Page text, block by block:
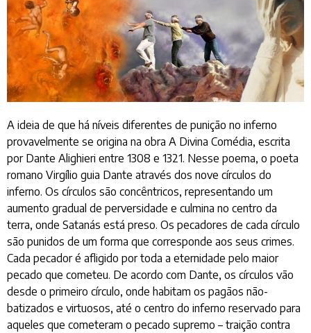
A ideia de que há níveis diferentes de punição no inferno
provavelmente se origina na obra A Divina Comédia, escrita
por Dante Alighieri entre 1308 e 1321. Nesse poema, o poeta
romano Virgílio guia Dante através dos nove círculos do
inferno. Os círculos são concêntricos, representando um
aumento gradual de perversidade e culmina no centro da
terra, onde Satanás está preso. Os pecadores de cada círculo
são punidos de um forma que corresponde aos seus crimes.
Cada pecador é afligido por toda a eternidade pelo maior
pecado que cometeu. De acordo com Dante, os círculos vão
desde o primeiro círculo, onde habitam os pagãos não-
batizados e virtuosos, até o centro do inferno reservado para
aqueles que cometeram o pecado supremo – traição contra